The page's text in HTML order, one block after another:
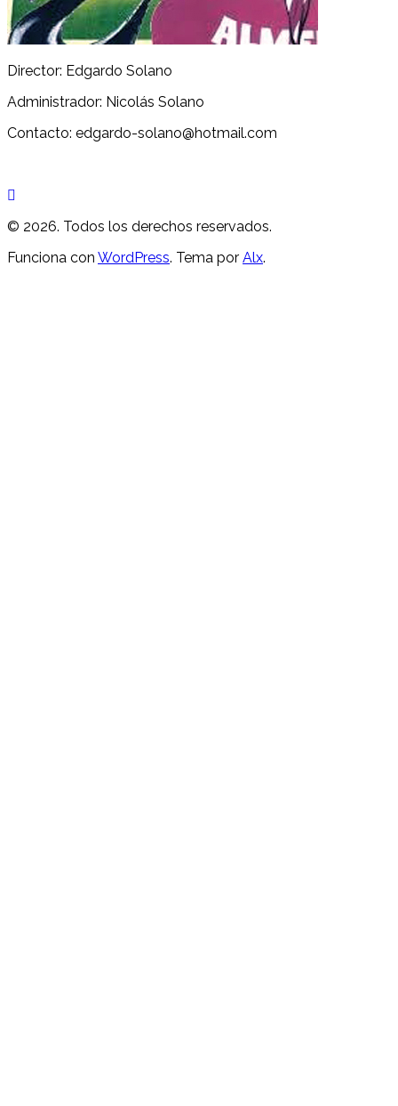
Director: Edgardo Solano
Administrador: Nicolás Solano
Contacto: edgardo-solano@hotmail.com
© 2026. Todos los derechos reservados.
Funciona con WordPress. Tema por Alx.